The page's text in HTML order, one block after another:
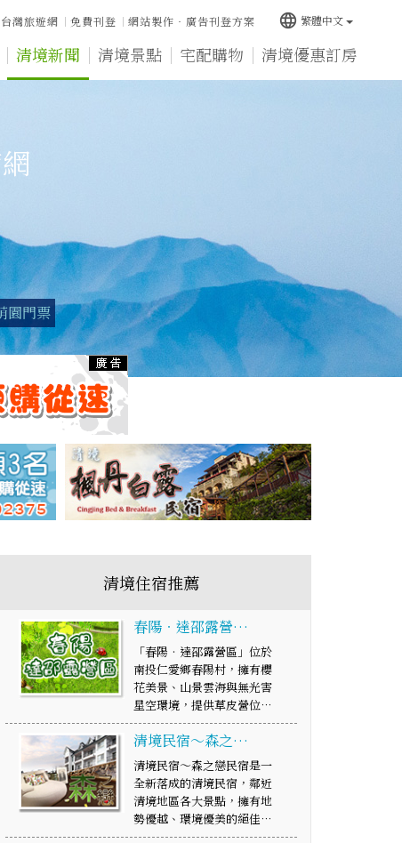
清境新聞 清境景點 宅配購物 清境優惠訂房
灣旅遊網 免費刊登 網站製作‧廣告刊登方案 language 繁體中文
園門票
清境住宿推薦
春陽‧達邵露營…
「春陽‧達邵露營區」位於
南投仁愛鄉春陽村，擁有櫻
花美景、山景雲海與無光害
星空環境，提供草皮營位…
清境民宿～森之…
清境民宿～森之戀民宿是一
全新落成的清境民宿，鄰近
清境地區各大景點，擁有地
勢優越、環境優美的絕佳…